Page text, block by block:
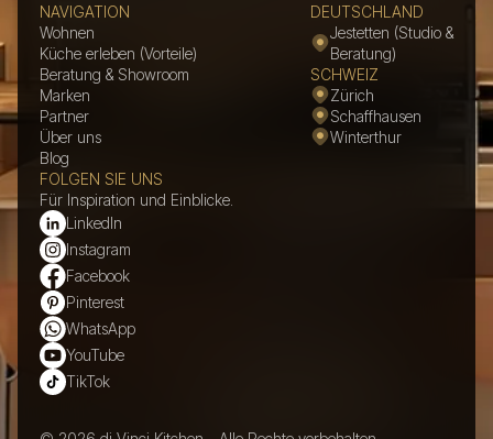
NAVIGATION
Wohnen
Küche erleben (Vorteile)
Beratung & Showroom
Marken
Partner
Über uns
Blog
DEUTSCHLAND
Jestetten (Studio &
Beratung)
SCHWEIZ
Zürich
Schaffhausen
Winterthur
FOLGEN SIE UNS
Für Inspiration und Einblicke.
LinkedIn
Instagram
Facebook
Pinterest
WhatsApp
YouTube
TikTok